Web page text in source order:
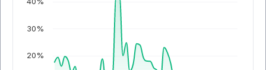
20%
30%